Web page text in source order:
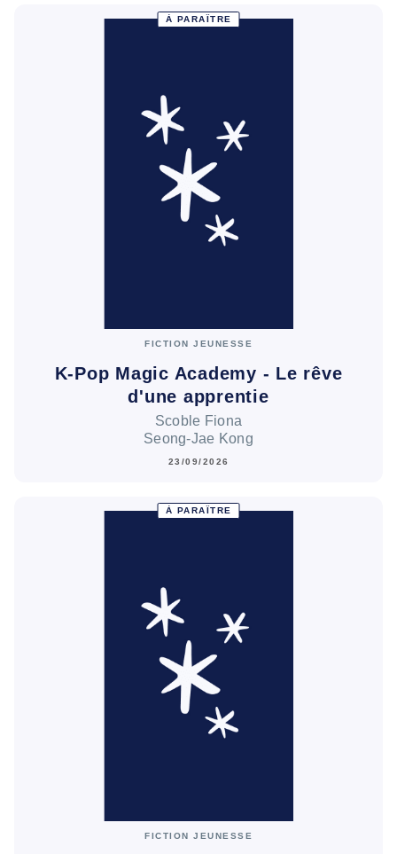
À PARAÎTRE
FICTION JEUNESSE
K-Pop Magic Academy - Le rêve
d'une apprentie
Scoble Fiona
Seong-Jae Kong
23/09/2026
À PARAÎTRE
FICTION JEUNESSE